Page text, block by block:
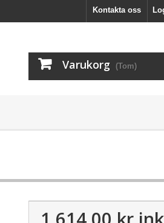
Kontakta oss
Varukorg (Tom)